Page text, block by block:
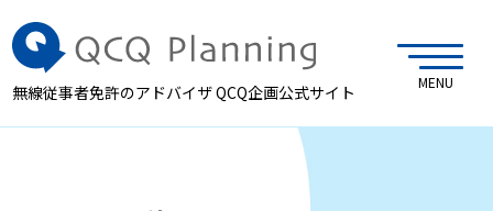
無線従事者免許のアドバイザ QCQ企画公式サイト MENU